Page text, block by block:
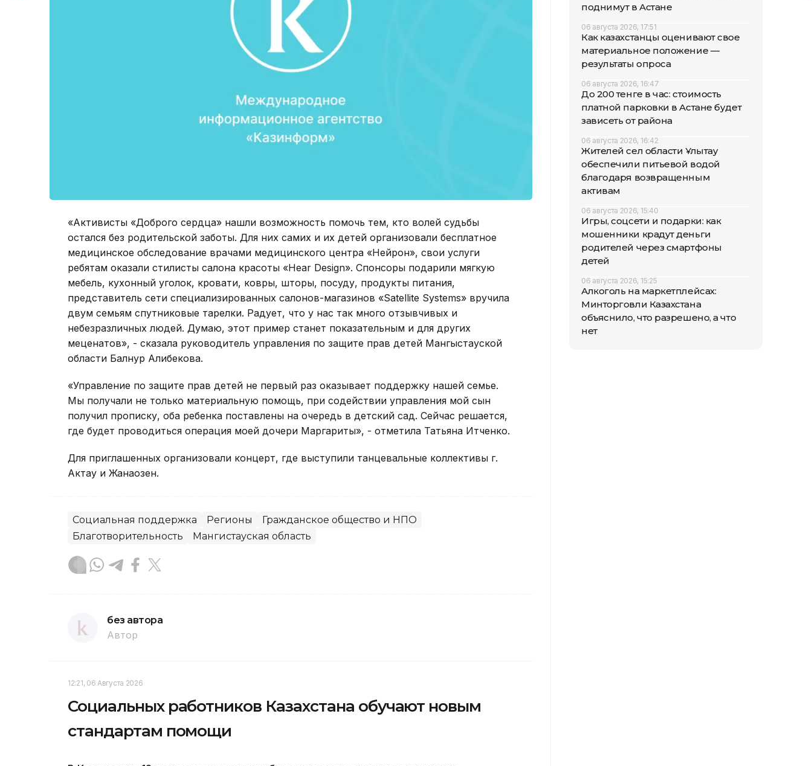
«Активисты «Доброго сердца» нашли возможность помочь тем, кто волей судьбы
остался без родительской заботы. Для них самих и их детей организовали бесплатное
медицинское обследование врачами медицинского центра «Нейрон», свои услуги
ребятам оказали стилисты салона красоты «Hear Design». Спонсоры подарили мягкую
мебель, кухонный уголок, кровати, ковры, шторы, посуду, продукты питания,
представитель сети специализированных салонов-магазинов «Satellite Systems» вручила
двум семьям спутниковые тарелки. Радует, что у нас так много отзывчивых и
небезразличных людей. Думаю, этот пример станет показательным и для других
меценатов», - сказала руководитель управления по защите прав детей Мангыстауской
области Балнур Алибекова.
«Управление по защите прав детей не первый раз оказывает поддержку нашей семье.
Мы получали не только материальную помощь, при содействии управления мой сын
получил прописку, оба ребенка поставлены на очередь в детский сад. Сейчас решается,
где будет проводиться операция моей дочери Маргариты», - отметила Татьяна Итченко.
Для приглашенных организовали концерт, где выступили танцевальные коллективы г.
Актау и Жанаозен.
Социальная поддержка Регионы
Гражданское общество и НПО
Благотворительность
Мангистауская область
без автора
Автор
12:21, 06 Августа 2026
Социальных работников Казахстана обучают новым
стандартам помощи
поднимут в Астане
06 августа 2026, 17:51
Как казахстанцы оценивают свое
материальное положение —
результаты опроса
06 августа 2026, 16:47
До 200 тенге в час: стоимость
платной парковки в Астане будет
зависеть от района
06 августа 2026, 16:42
Жителей сел области Ұлытау
обеспечили питьевой водой
благодаря возвращенным
активам
06 августа 2026, 15:40
Игры, соцсети и подарки: как
мошенники крадут деньги
родителей через смартфоны
детей
06 августа 2026, 15:25
Алкоголь на маркетплейсах:
Минторговли Казахстана
объяснило, что разрешено, а что
нет